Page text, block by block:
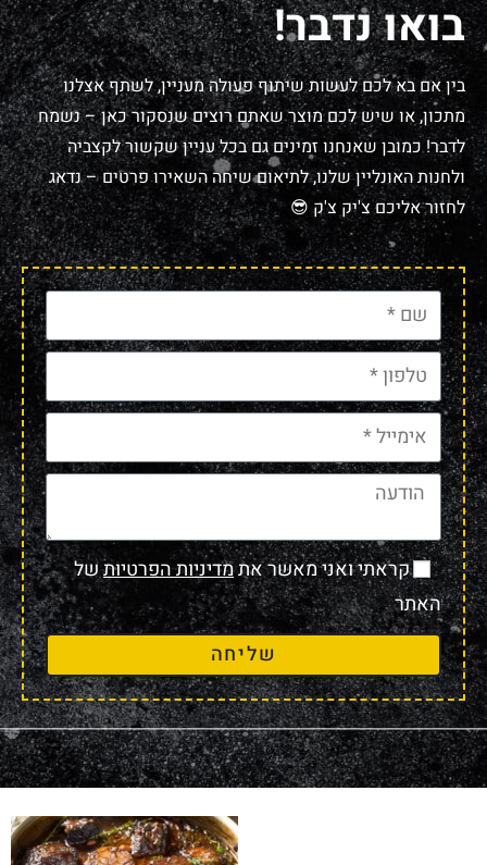
בואו נדבר!
בין אם בא לכם לעשות שיתוף פעולה מעניין, לשתף אצלנו
מתכון, או שיש לכם מוצר שאתם רוצים שנסקור כאן – נשמח
לדבר! כמובן שאנחנו זמינים גם בכל עניין שקשור לקצביה
ולחנות האונליין שלנו, לתיאום שיחה השאירו פרטים – נדאג
לחזור אליכם צ'יק צ'ק 😎
קראתי ואני מאשר אתמדיניות הפרטיותשל
האתר
שליחה